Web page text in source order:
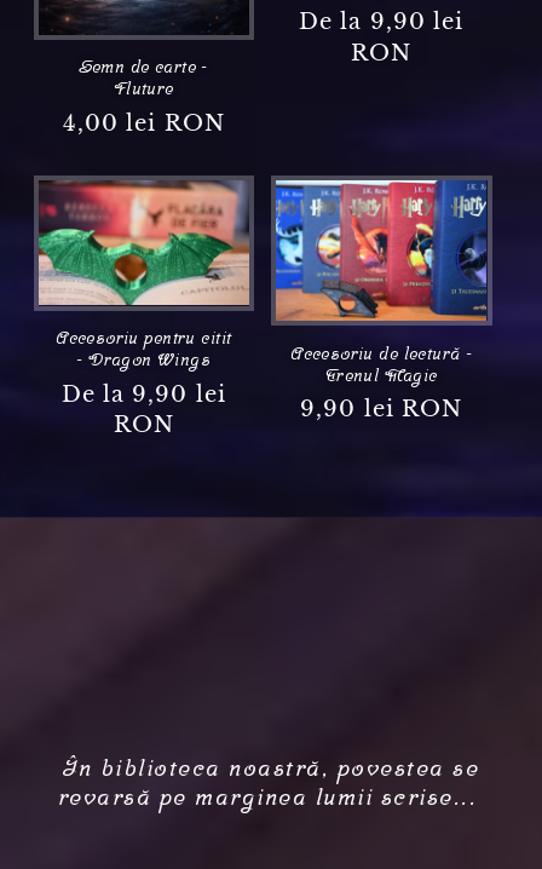
Semn de carte -
Fluture
Preț obișnuit
4,00 lei RON
Preț obișnuit
De la 9,90 lei
RON
Accesoriu pentru citit
- Dragon Wings
Preț obișnuit
De la 9,90 lei
RON
Accesoriu de lectură -
Trenul Magic
Preț obișnuit
9,90 lei RON
În biblioteca noastră, povestea se
revarsă pe marginea lumii scrise...